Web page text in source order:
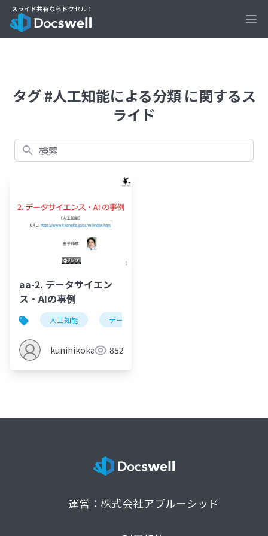
タグ #人工知能による分類 に関するス
ライド
検索
aa-2. データサイエン
ス・AIの事例
人工知能 データサイエンス
kunihikokaneko852
運営：株式会社アプルーシッド